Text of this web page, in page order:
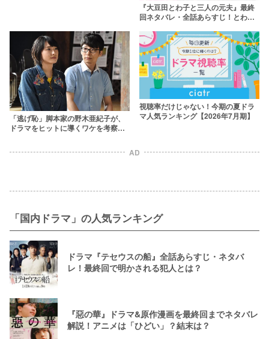
『大豆田とわ子と三人の元夫』最終
回ネタバレ・全話あらすじ！とわ子
「逃げ恥」脚本家の野木亜紀子が、
ドラマをヒットに導くワケを考察！
視聴率だけじゃない！今期の夏ドラ
マ人気ランキング【2026年7月期】
AD
「国内ドラマ」の人気ランキング
ドラマ『テセウスの船』全話あらすじ・ネタバ
レ！最終回で明かされる犯人とは？
『惡の華』ドラマ&原作漫画を最終回までネタバレ
解説！アニメは「ひどい」？結末は？